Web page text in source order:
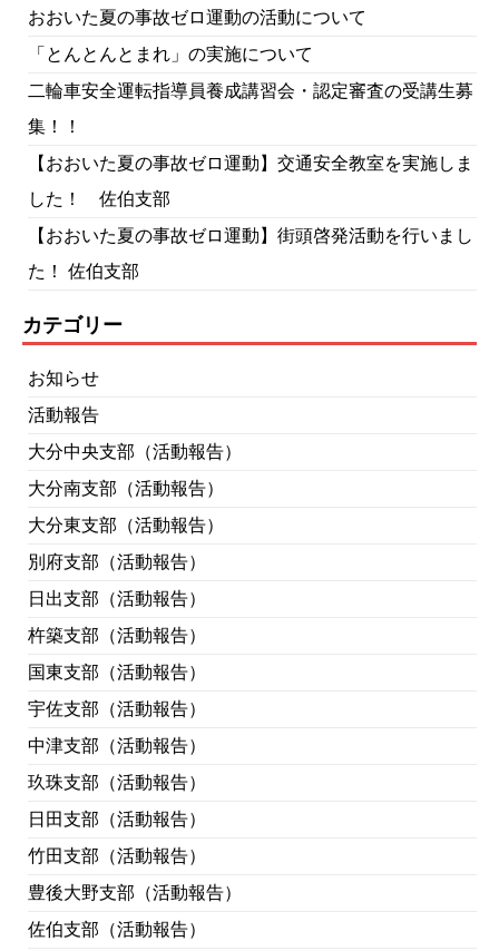
おおいた夏の事故ゼロ運動の活動について
「とんとんとまれ」の実施について
二輪車安全運転指導員養成講習会・認定審査の受講生募
集！！
【おおいた夏の事故ゼロ運動】交通安全教室を実施しま
した！ 佐伯支部
【おおいた夏の事故ゼロ運動】街頭啓発活動を行いまし
た！ 佐伯支部
カテゴリー
お知らせ
活動報告
大分中央支部（活動報告）
大分南支部（活動報告）
大分東支部（活動報告）
別府支部（活動報告）
日出支部（活動報告）
杵築支部（活動報告）
国東支部（活動報告）
宇佐支部（活動報告）
中津支部（活動報告）
玖珠支部（活動報告）
日田支部（活動報告）
竹田支部（活動報告）
豊後大野支部（活動報告）
佐伯支部（活動報告）